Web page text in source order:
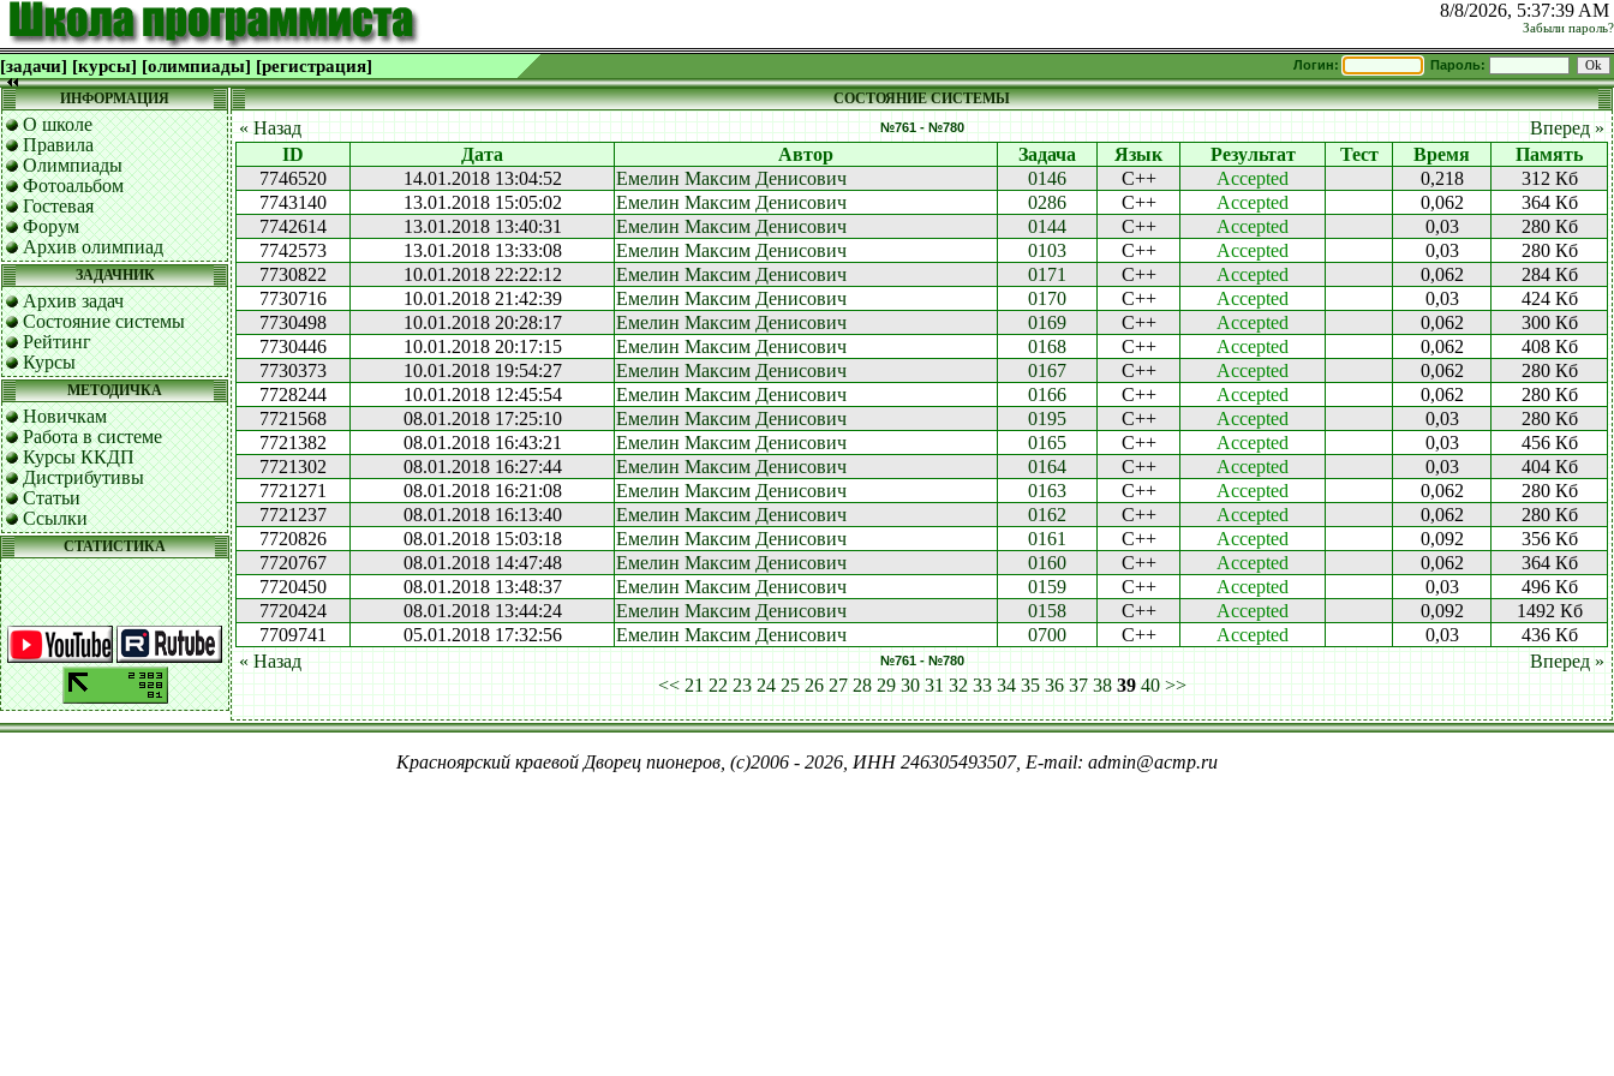
8/8/2026, 5:37:39 AM
Забыли пароль?
[задачи] [курсы] [олимпиады] [регистрация] Логин: Пароль:
ИНФОРМАЦИЯ
О школе
Правила
Олимпиады
Фотоальбом
Гостевая
Форум
Архив олимпиад
ЗАДАЧНИК
Архив задач
Состояние системы
Рейтинг
Курсы
МЕТОДИЧКА
Новичкам
Работа в системе
Курсы ККДП
Дистрибутивы
Статьи
Ссылки
СТАТИСТИКА
СОСТОЯНИЕ СИСТЕМЫ
« Назад №761 - №780
Вперед »
ID
Дата Автор Задача Язык Результат Тест Время
Память
7746520
14.01.2018 13:04:52 Емелин Максим Денисович 0146 C++ Accepted 0,218
312 Кб
7743140
13.01.2018 15:05:02 Емелин Максим Денисович 0286 C++ Accepted 0,062
364 Кб
7742614
13.01.2018 13:40:31 Емелин Максим Денисович 0144 C++ Accepted 0,03
280 Кб
7742573
13.01.2018 13:33:08 Емелин Максим Денисович 0103 C++ Accepted 0,03
280 Кб
7730822
10.01.2018 22:22:12 Емелин Максим Денисович 0171 C++ Accepted 0,062
284 Кб
7730716
10.01.2018 21:42:39 Емелин Максим Денисович 0170 C++ Accepted 0,03
424 Кб
7730498
10.01.2018 20:28:17 Емелин Максим Денисович 0169 C++ Accepted 0,062
300 Кб
7730446
10.01.2018 20:17:15 Емелин Максим Денисович 0168 C++ Accepted 0,062
408 Кб
7730373
10.01.2018 19:54:27 Емелин Максим Денисович 0167 C++ Accepted 0,062
280 Кб
7728244
10.01.2018 12:45:54 Емелин Максим Денисович 0166 C++ Accepted 0,062
280 Кб
7721568
08.01.2018 17:25:10 Емелин Максим Денисович 0195 C++ Accepted 0,03
280 Кб
7721382
08.01.2018 16:43:21 Емелин Максим Денисович 0165 C++ Accepted 0,03
456 Кб
7721302
08.01.2018 16:27:44 Емелин Максим Денисович 0164 C++ Accepted 0,03
404 Кб
7721271
08.01.2018 16:21:08 Емелин Максим Денисович 0163 C++ Accepted 0,062
280 Кб
7721237
08.01.2018 16:13:40 Емелин Максим Денисович 0162 C++ Accepted 0,062
280 Кб
7720826
08.01.2018 15:03:18 Емелин Максим Денисович 0161 C++ Accepted 0,092
356 Кб
7720767
08.01.2018 14:47:48 Емелин Максим Денисович 0160 C++ Accepted 0,062
364 Кб
7720450
08.01.2018 13:48:37 Емелин Максим Денисович 0159 C++ Accepted 0,03
496 Кб
7720424
08.01.2018 13:44:24 Емелин Максим Денисович 0158 C++ Accepted 0,092
1492 Кб
7709741
05.01.2018 17:32:56 Емелин Максим Денисович 0700 C++ Accepted 0,03
436 Кб
« Назад
№761 - №780
Вперед »
<< 21 22 23 24 25 26 27 28 29 30 31 32 33 34 35 36 37 38 39 40 >>
Красноярский краевой Дворец пионеров, (c)2006 - 2026, ИНН 246305493507, E-mail: admin@acmp.ru